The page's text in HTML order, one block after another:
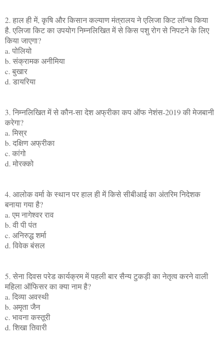
2. हाल ही में, कृषि और किसान कल्याण मंत्रालय ने एलिजा किट लॉन्च किया
है. एलिजा किट का उपयोग निम्नलिखित में से किस पशु रोग से निपटने के लिए
किया जाएगा?
a. पोलियो
b. संक्रामक अनीमिया
c. बुखार
d. डायरिया
3. निम्नलिखित में से कौन-सा देश अफ्रीका कप ऑफ नेशंस-2019 की मेजबानी
करेगा?
a. मिस्र
b. दक्षिण अफ्रीका
c. कांगो
d. मोरक्को
4. आलोक वर्मा के स्थान पर हाल ही में किसे सीबीआई का अंतरिम निदेशक
बनाया गया है?
a. एम नागेश्वर राव
b. वी पी पंत
c. अनिरुद्ध शर्मा
d. विवेक बंसल
5. सेना दिवस परेड कार्यक्रम में पहली बार सैन्य टुकड़ी का नेतृत्व करने वाली
महिला ऑफिसर का क्या नाम है?
a. दिव्या अवस्थी
b. अमृता जैन
c. भावना कस्तूरी
d. शिखा तिवारी